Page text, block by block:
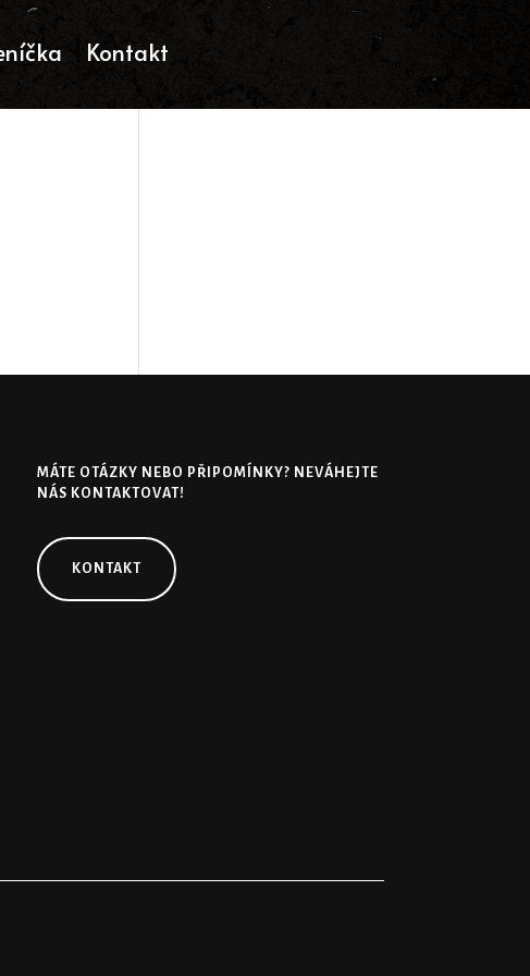
Kontakt
MÁTE OTÁZKY NEBO PŘIPOMÍNKY? NEVÁHEJTE
NÁS KONTAKTOVAT!
KONTAKT